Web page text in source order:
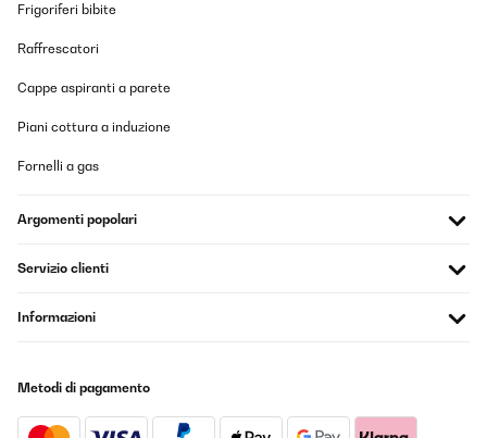
Frigoriferi bibite
Raffrescatori
Cappe aspiranti a parete
Piani cottura a induzione
Fornelli a gas
Argomenti popolari
Servizio clienti
Informazioni
Metodi di pagamento